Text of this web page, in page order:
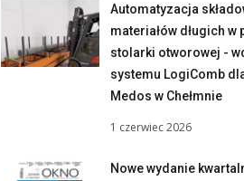
Automatyzacja
materiałów długich w
stolarki otworowej -
systemu LogiComb
Medos w Chełmnie
1 czerwiec 2026
Nowe wydanie